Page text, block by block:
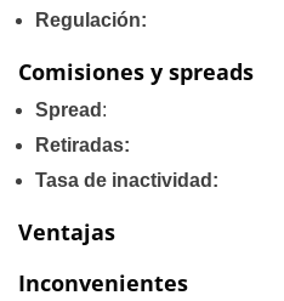
Regulación:
Comisiones y spreads
Spread :
Retiradas:
Tasa de inactividad:
Ventajas
Inconvenientes